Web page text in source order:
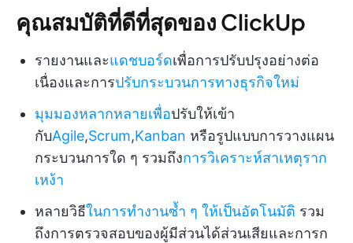
คุณสมบัติที่ดีที่สุดของ ClickUp
รายงานและแดชบอร์ดเพื่อการปรับปรุงอย่างต่อ
เนื่องและการปรับกระบวนการทางธุรกิจใหม่
มุมมองหลากหลายเพื่อปรับให้เข้า
กับAgile,Scrum,Kanban หรือรูปแบบการวางแผน
กระบวนการใด ๆ รวมถึงการวิเคราะห์สาเหตุราก
เหง้า
หลายวิธีในการทำงานซ้ำ ๆ ให้เป็นอัตโนมัติ รวม
ถึงการตรวจสอบของผู้มีส่วนได้ส่วนเสียและการก